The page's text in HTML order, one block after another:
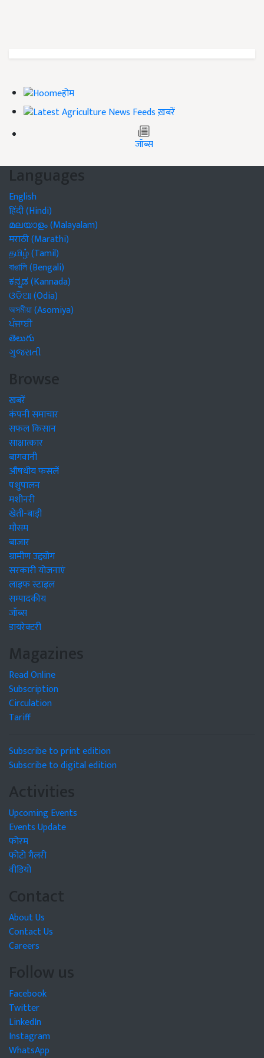
होम
ख़बरें
जॉब्स
Languages
English
हिंदी (Hindi)
മലയാളം (Malayalam)
मराठी (Marathi)
தமிழ் (Tamil)
বাঙালি (Bengali)
ಕನ್ನಡ (Kannada)
ଓଡିଆ (Odia)
অসমীয়া (Asomiya)
ਪੰਜਾਬੀ
తెలుగు
ગુજરાતી
Browse
खबरें
कंपनी समाचार
सफल किसान
साक्षात्कार
बागवानी
औषधीय फसलें
पशुपालन
मशीनरी
खेती-बाड़ी
मौसम
बाजार
ग्रामीण उद्द्योग
सरकारी योजनाएं
लाइफ स्टाइल
सम्पादकीय
जॉब्स
डायरेक्टरी
Magazines
Read Online
Subscription
Circulation
Tariff
Subscribe to print edition
Subscribe to digital edition
Activities
Upcoming Events
Events Update
फोरम
फोटो गैलरी
वीडियो
Contact
About Us
Contact Us
Careers
Follow us
Facebook
Twitter
LinkedIn
Instagram
WhatsApp